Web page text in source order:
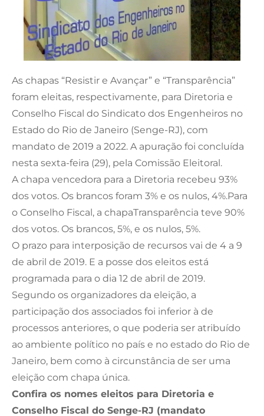
As chapas “Resistir e Avançar” e “Transparência”
foram eleitas, respectivamente, para Diretoria e
Conselho Fiscal do Sindicato dos Engenheiros no
Estado do Rio de Janeiro (Senge-RJ), com
mandato de 2019 a 2022. A apuração foi concluída
nesta sexta-feira (29), pela Comissão Eleitoral.
A chapa vencedora para a Diretoria recebeu 93%
dos votos. Os brancos foram 3% e os nulos, 4%.Para
o Conselho Fiscal, a chapaTransparência teve 90%
dos votos. Os brancos, 5%, e os nulos, 5%.
O prazo para interposição de recursos vai de 4 a 9
de abril de 2019. E a posse dos eleitos está
programada para o dia 12 de abril de 2019.
Segundo os organizadores da eleição, a
participação dos associados foi inferior à de
processos anteriores, o que poderia ser atribuído
ao ambiente político no país e no estado do Rio de
Janeiro, bem como à circunstância de ser uma
eleição com chapa única.
Confira os nomes eleitos para Diretoria e
Conselho Fiscal do Senge-RJ (mandato